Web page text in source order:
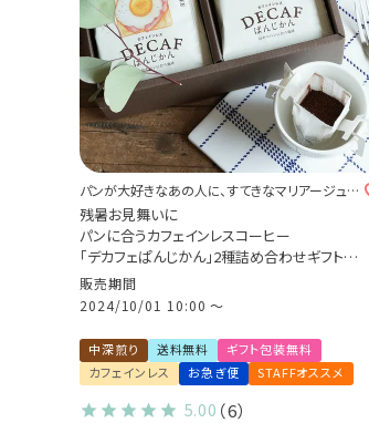
パンが大好きなあの人に、すてきなマリアージュ
を届けませんか？
残暑お見舞いに
パンに合うカフェインレスコーヒー
「デカフェぱんじかん」2種詰め合わせギフト（2
種10杯 / 2種20杯）
おかずパンに合う珈琲
おやつパンに合う珈琲
ドリップバッグ プレゼント 贈り物
販売期間
2024/10/01 10:00〜
中深煎り 送料無料
ギフト包装無料
カフェインレス
お急ぎ便 STAFFオススメ
5.00 （6）